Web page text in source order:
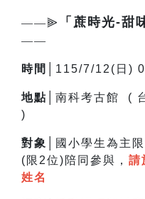
——⫸ 「蔗時光-甜
——
時間│ 115/7/12(日)
地點│ 南科考古館 (
)
對象│ 國小學生為主
(限2位)陪同參與， 請
姓名